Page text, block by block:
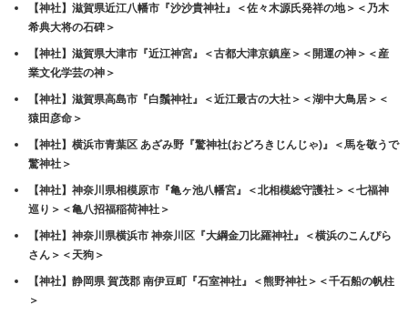
Facebook で共有するにはクリックしてください (新しいウィン
ドウで開きます)
クリックして Pinterest で共有 (新しいウィンドウで開きます)
おすすめ記事:
【神社】『多賀大社』琵琶湖畔に佇む縁結びの古社と、境内の金咲稲荷神
社の魅力